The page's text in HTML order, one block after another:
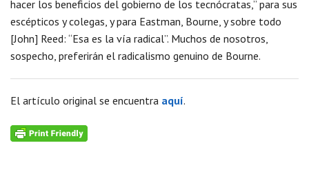
hacer los beneficios del gobierno de los tecnócratas,” para sus
escépticos y colegas, y para Eastman, Bourne, y sobre todo
[John] Reed: “Esa es la vía radical”. Muchos de nosotros,
sospecho, preferirán el radicalismo genuino de Bourne.
El artículo original se encuentra aquí.